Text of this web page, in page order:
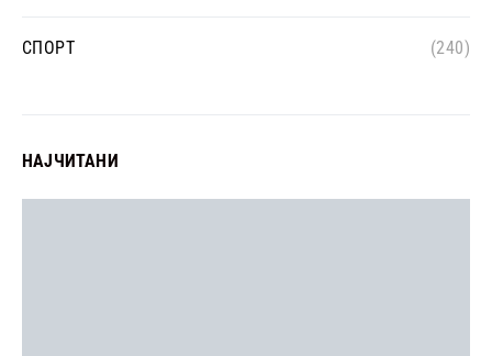
СПОРТ (240)
НАЈЧИТАНИ